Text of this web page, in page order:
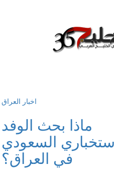
اخبار العراق
ماذا بحث الوفد
السعودي
في العراق؟